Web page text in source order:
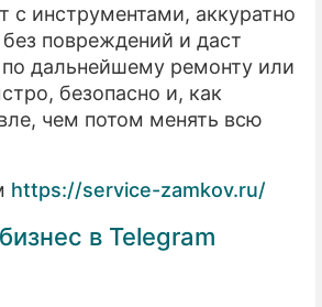
с инструментами, аккуратно
повреждений и даст
дальнейшему ремонту или
безопасно и, как
чем потом менять всю
https://service-zamkov.ru/
в Telegram